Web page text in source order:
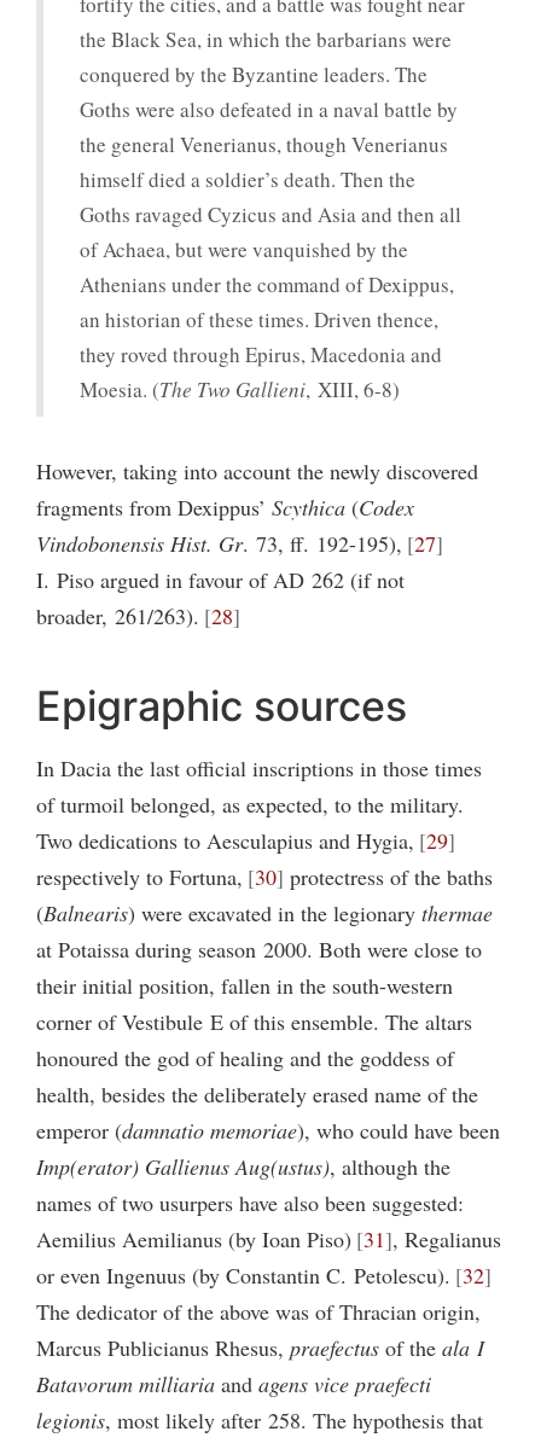
the Black Sea, in which the barbarians were
conquered by the Byzantine leaders. The
Goths were also defeated in a naval battle by
the general Venerianus, though Venerianus
himself died a soldier’s death. Then the
Goths ravaged Cyzicus and Asia and then all
of Achaea, but were vanquished by the
Athenians under the command of Dexippus,
an historian of these times. Driven thence,
they roved through Epirus, Macedonia and
Moesia. (The Two Gallieni, XIII, 6-8)
However, taking into account the newly discovered
fragments from Dexippus’ Scythica (Codex
Vindobonensis Hist. Gr. 73, ff. 192-195), 27
I. Piso argued in favour of AD 262 (if not
broader, 261/263). 28
Epigraphic sources
In Dacia the last official inscriptions in those times
of turmoil belonged, as expected, to the military.
Two dedications to Aesculapius and Hygia, 29
respectively to Fortuna, 30 protectress of the baths
(Balnearis) were excavated in the legionary thermae
at Potaissa during season 2000. Both were close to
their initial position, fallen in the south-western
corner of Vestibule E of this ensemble. The altars
honoured the god of healing and the goddess of
health, besides the deliberately erased name of the
emperor (damnatio memoriae), who could have been
Imp(erator) Gallienus Aug(ustus), although the
names of two usurpers have also been suggested:
Aemilius Aemilianus (by Ioan Piso) 31 , Regalianus
or even Ingenuus (by Constantin C. Petolescu). 32
The dedicator of the above was of Thracian origin,
Marcus Publicianus Rhesus, praefectus of the ala I
Batavorum milliaria and agens vice praefecti
legionis, most likely after 258. The hypothesis that